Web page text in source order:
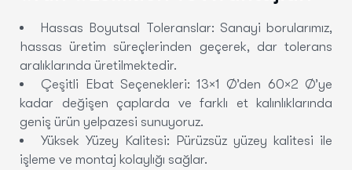
Hassas Boyutsal Toleranslar: Sanayi borularımız,
hassas üretim süreçlerinden geçerek, dar tolerans
aralıklarında üretilmektedir.
Çeşitli Ebat Seçenekleri: 13×1 Ø’den 60×2 Ø’ye
kadar değişen çaplarda ve farklı et kalınlıklarında
geniş ürün yelpazesi sunuyoruz.
Yüksek Yüzey Kalitesi: Pürüzsüz yüzey kalitesi ile
işleme ve montaj kolaylığı sağlar.